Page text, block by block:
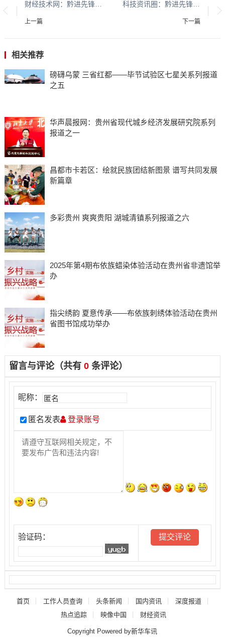
财经技术网：黔进先锋 贵在行动系列报道之二
上一篇
科技资讯圈：黔进先锋 贵在行动系列报道之二
下一篇
相关推荐
磅礴乌蒙 三省红都——毕节试验区七星关系列报道
之五
华声晨报网：贵州省现代城乡经济发展研究院系列
报道之一
昌都市卡若区：绘就民族团结新图景 谱写共同发展
新篇章
多彩贵州 爽爽贵阳 湖城清镇系列报道之六
2025年第4期布依族蜡染体验活动在贵州省非遗馆举
办
指尖绣韵 夏意传承——布依族刺绣体验活动在贵州
省图书馆成功举办
留言与评论（共有 0条评论）
昵称：
匿名发表 登录账号
验证码：
首页 工作人员查询 头条新闻 国内资讯
深度报道
热点追踪
映像中国 财经资讯
Copyright Powered by新华车讯